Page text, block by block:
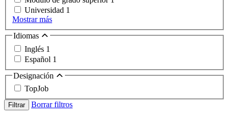
Universidad 1
Mostrar más
Idiomas
Inglés 1
Español 1
Designación
TopJob
Filtrar Borrar filtros